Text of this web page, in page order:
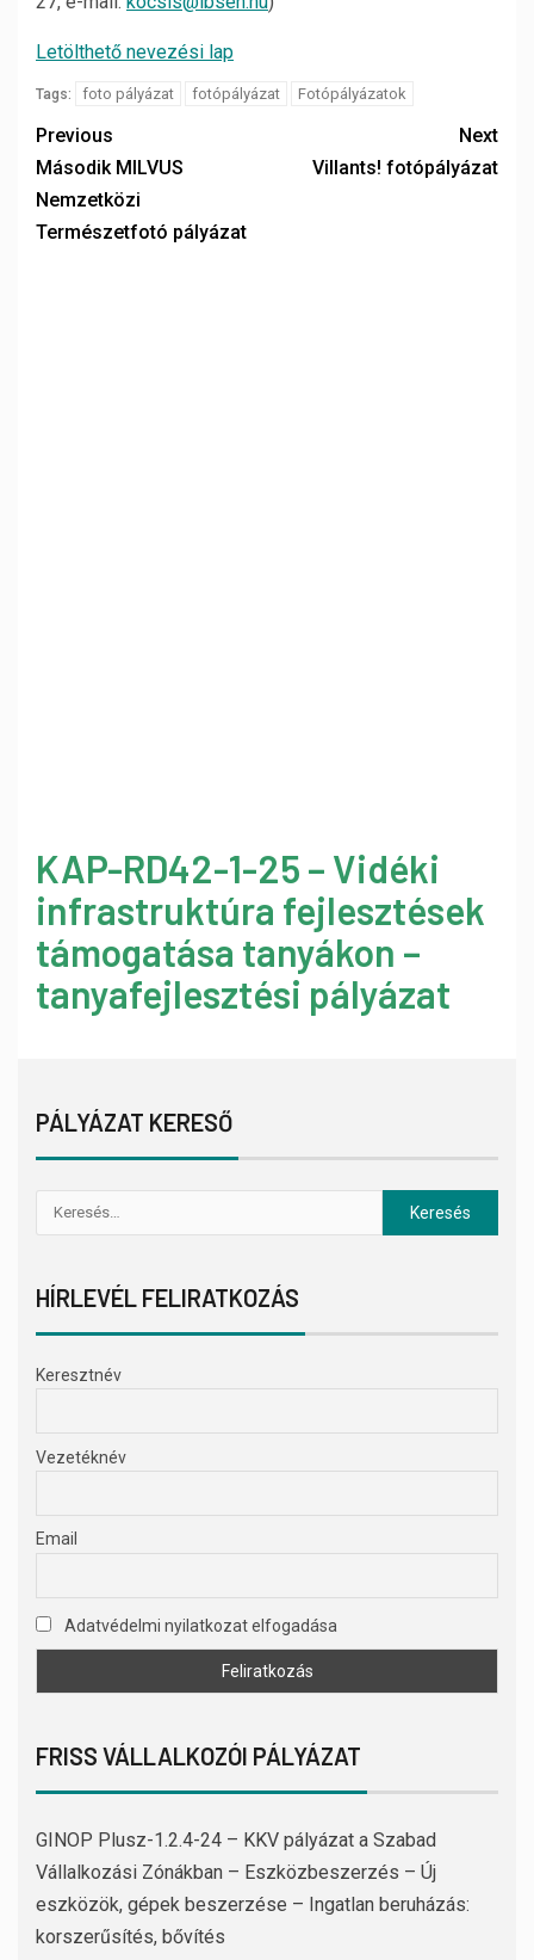
Letölthető nevezési lap
Tags: foto pályázat fotópályázat Fotópályázatok
Previous
Második MILVUS
Nemzetközi
Természetfotó pályázat
Next
Villants! fotópályázat
KAP-RD42-1-25 – Vidéki
infrastruktúra fejlesztések
támogatása tanyákon –
tanyafejlesztési pályázat
PÁLYÁZAT KERESŐ
HÍRLEVÉL FELIRATKOZÁS
Keresztnév
Vezetéknév
Email
Adatvédelmi nyilatkozat elfogadása
FRISS VÁLLALKOZÓI PÁLYÁZAT
GINOP Plusz-1.2.4-24 – KKV pályázat a Szabad
Vállalkozási Zónákban – Eszközbeszerzés – Új
eszközök, gépek beszerzése – Ingatlan beruházás:
korszerűsítés, bővítés